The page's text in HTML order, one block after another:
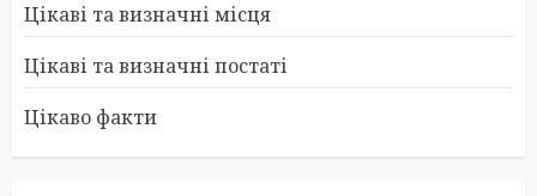
Цікаві та визначні місця
Цікаві та визначні постаті
Цікаво факти